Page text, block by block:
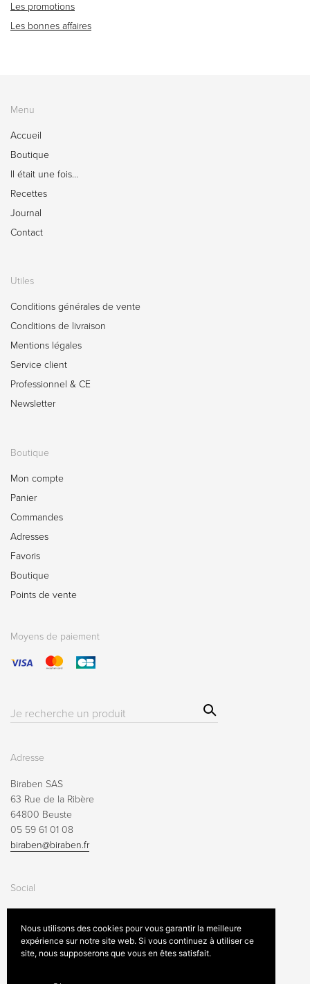
Les promotions
Les bonnes affaires
Menu
Accueil
Boutique
Il était une fois…
Recettes
Journal
Contact
Utiles
Conditions générales de vente
Conditions de livraison
Mentions légales
Service client
Professionnel & CE
Newsletter
Boutique
Mon compte
Panier
Commandes
Adresses
Favoris
Boutique
Points de vente
Moyens de paiement
Résultat(s)
Sear
ch
Adresse
Biraben SAS
63 Rue de la Ribère
64800 Beuste
05 59 61 01 08
biraben@biraben.fr
Social
Nous utilisons des cookies pour vous garantir la meilleure
expérience sur notre site web. Si vous continuez à utiliser ce
site, nous supposerons que vous en êtes satisfait.